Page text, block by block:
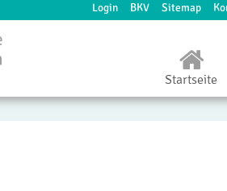
Login BKV Sitemap
Startseite